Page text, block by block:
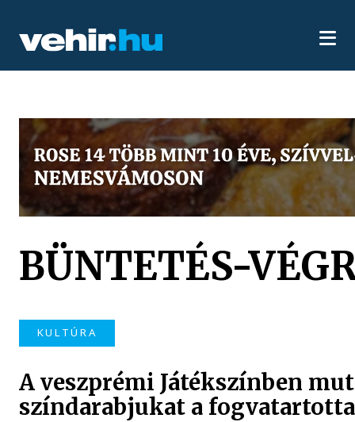
BÜNTETÉS-
KULTÚRA
A veszprémi Játékszínben
színdarabjukat a